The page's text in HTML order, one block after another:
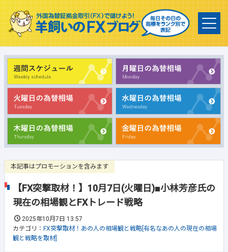
本記事はプロモーションを含みます
【FX突撃取材！】10月7日(火曜日)■小林芳彦氏の
現在の相場観とFXトレード戦略
2025年10月7日 13:57
カテゴリ： FX突撃取材！あの人の相場観と戦略[有名なあの人の現在の相場
観と戦略を取材]